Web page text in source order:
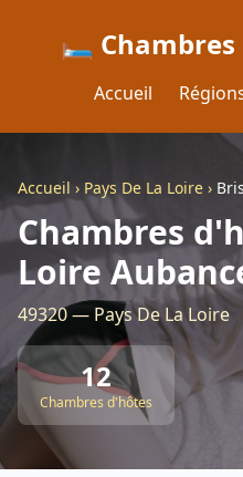
🛏️ Chambres
Accueil
Accueil › Pays De La Loire ›
Chambres
Loire
49320 — Pays De La Loire
12
Chambres d'hôtes